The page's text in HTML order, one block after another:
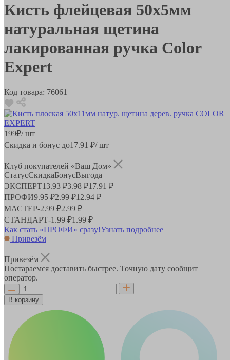
Кисть флейцевая 50х5мм
натуральная щетина
лакированная ручка Color
Expert
Код товара: 76061
199₽/ шт
Скидка и бонус до17.91 ₽/ шт
Клуб покупателей «Ваш Дом»
СтатусСкидкаБонусВыгода
ЭКСПЕРТ13.93 ₽3.98 ₽17.91 ₽
ПРОФИ9.95 ₽2.99 ₽12.94 ₽
МАСТЕР-2.99 ₽2.99 ₽
СТАНДАРТ-1.99 ₽1.99 ₽
Как стать «ПРОФИ» сразу!Узнать подробнее
Привезём
Привезём
Постараемся доставить быстрее. Точную дату сообщит
оператор.
В корзину